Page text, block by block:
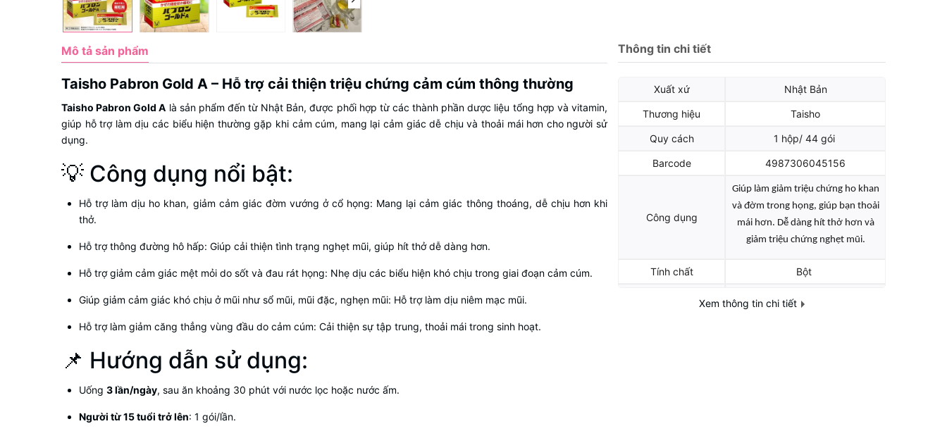
Mô tả sản phẩm
Taisho Pabron Gold A – Hỗ trợ cải thiện triệu chứng cảm cúm thông thường
Taisho Pabron Gold A là sản phẩm đến từ Nhật Bản, được phối hợp từ các thành phần dược liệu tổng hợp và vitamin,
giúp hỗ trợ làm dịu các biểu hiện thường gặp khi cảm cúm, mang lại cảm giác dễ chịu và thoải mái hơn cho người sử
dụng.
💡 Công dụng nổi bật:
Hỗ trợ làm dịu ho khan, giảm cảm giác đờm vướng ở cổ họng: Mang lại cảm giác thông thoáng, dễ chịu hơn khi
thở.
Hỗ trợ thông đường hô hấp: Giúp cải thiện tình trạng nghẹt mũi, giúp hít thở dễ dàng hơn.
Hỗ trợ giảm cảm giác mệt mỏi do sốt và đau rát họng: Nhẹ dịu các biểu hiện khó chịu trong giai đoạn cảm cúm.
Giúp giảm cảm giác khó chịu ở mũi như sổ mũi, mũi đặc, nghẹn mũi: Hỗ trợ làm dịu niêm mạc mũi.
Hỗ trợ làm giảm căng thẳng vùng đầu do cảm cúm: Cải thiện sự tập trung, thoải mái trong sinh hoạt.
📌 Hướng dẫn sử dụng:
Uống 3 lần/ngày, sau ăn khoảng 30 phút với nước lọc hoặc nước ấm.
Người từ 15 tuổi trở lên: 1 gói/lần.
Thông tin chi tiết
Xuất xứ Nhật Bản
Thương hiệu Taisho
Quy cách 1 hộp/ 44 gói
Barcode 4987306045156
Công dụng
Giúp làm giảm triệu chứng ho khan
và đờm trong họng, giúp bạn thoải
mái hơn. Dễ dàng hít thở hơn và
giảm triệu chứng nghẹt mũi.
Tính chất Bột
200 g
Xem thông tin chi tiết